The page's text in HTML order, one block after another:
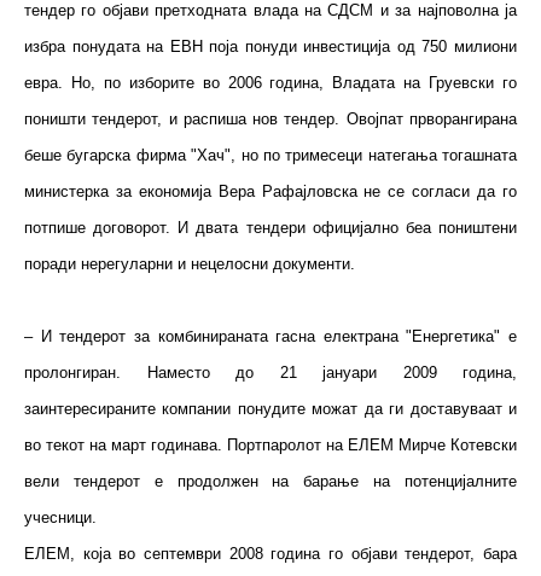
тендер го објави претходната влада на СДСМ и за најповолна ја
избра понудата на ЕВН поја понуди инвестиција од 750 милиони
евра. Но, по изборите во 2006 година, Владата на Груевски го
поништи тендерот, и распиша нов тендер. Овојпат прворангирана
беше бугарска фирма "Хач", но по тримесеци натегања тогашната
министерка за економија Вера Рафајловска не се согласи да го
потпише договорот. И двата тендери официјално беа поништени
поради нерегуларни и нецелосни документи.
– И тендерот за комбинираната гасна електрана "Енергетика" е
пролонгиран. Наместо до 21 јануари 2009 година,
заинтересираните компании понудите можат да ги доставуваат и
во текот на март годинава. Портпаролот на ЕЛЕМ Мирче Котевски
вели тендерот е продолжен на барање на потенцијалните
учесници.
ЕЛЕМ, која во септември 2008 година го објави тендерот, бара